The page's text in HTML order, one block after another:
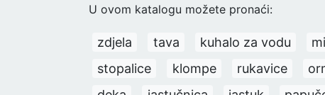
U ovom katalogu možete pronaći:
zdjela tava kuhalo za vodu
stopalice
klompe rukavice